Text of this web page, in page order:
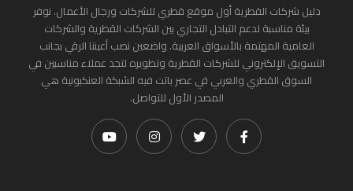
دليل شركات القطرية أول موقع قطري للشركات ورجال الأعمال. نوفر
بيئة مناسبة لدعم التبادل التجاري بين الشركات القطرية والشركات
العامية المهتمة بالأسواق العربية. واضعين نصب أعيننا الرقي بجانب
التسويق الإلكتروني للشركات القطرية وتطويره لتجد عملاء مناسبين في
السوق القطري والعربي في عصر باتت فيه الشبكة العنكبونية هي
المصدر الأول للتواصل.